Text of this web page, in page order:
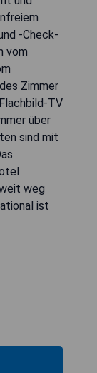
-Check-
vom
Zimmer
TV
über
sind mit
weg
ist